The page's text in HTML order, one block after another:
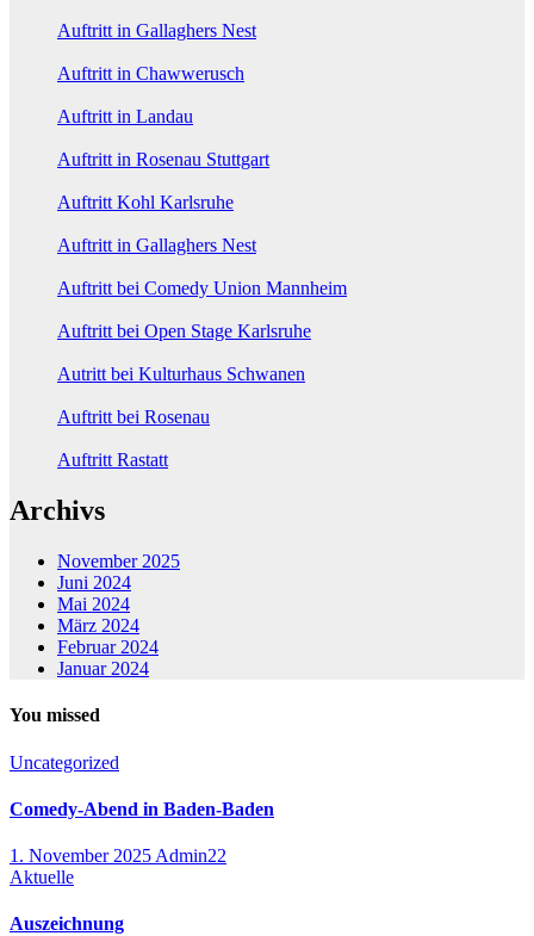
Auftritt in Gallaghers Nest
Auftritt in Chawwerusch
Auftritt in Landau
Auftritt in Rosenau Stuttgart
Auftritt Kohl Karlsruhe
Auftritt in Gallaghers Nest
Auftritt bei Comedy Union Mannheim
Auftritt bei Open Stage Karlsruhe
Autritt bei Kulturhaus Schwanen
Auftritt bei Rosenau
Auftritt Rastatt
Archivs
November 2025
Juni 2024
Mai 2024
März 2024
Februar 2024
Januar 2024
You missed
Uncategorized
Comedy-Abend in Baden-Baden
1. November 2025 Admin22
Aktuelle
Auszeichnung